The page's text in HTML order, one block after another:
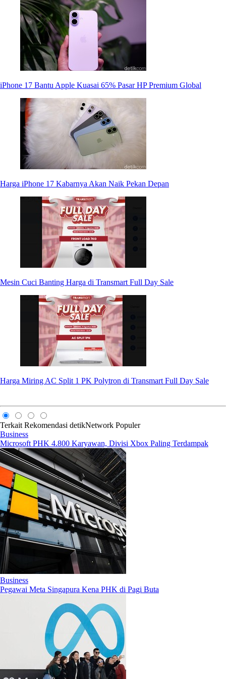
iPhone 17 Bantu Apple Kuasai 65% Pasar HP Premium Global
Harga iPhone 17 Kabarnya Akan Naik Pekan Depan
Mesin Cuci Banting Harga di Transmart Full Day Sale
Harga Miring AC Split 1 PK Polytron di Transmart Full Day Sale
Terkait Rekomendasi detikNetwork Populer
Business
Microsoft PHK 4.800 Karyawan, Divisi Xbox Paling Terdampak
Business
Pegawai Meta Singapura Kena PHK di Pagi Buta